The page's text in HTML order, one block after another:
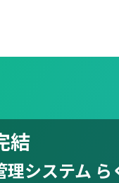
結
システム ら